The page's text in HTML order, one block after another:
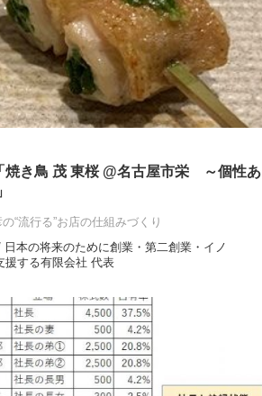
き鳥 茂 東桜 @名古屋市栄 ～個性あ
“流行る”お店の仕組みづくり
日本の将来のために創業・第二創業・イノ
援する有限会社 代表